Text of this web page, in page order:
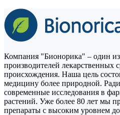
Компания "Бионорика" – один
производителей лекарственных
происхождения. Наша цель
медицину более природной.
современные исследования в
растений. Уже более 80 лет мы
препараты с высоким уровнем